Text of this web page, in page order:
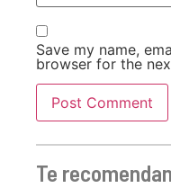
Save my name,
browser for the
Te